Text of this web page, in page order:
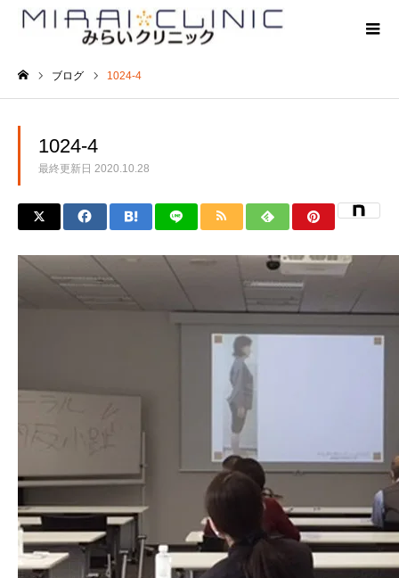
ブログ 1024-4
1024-4
最終更新日 2020.10.28